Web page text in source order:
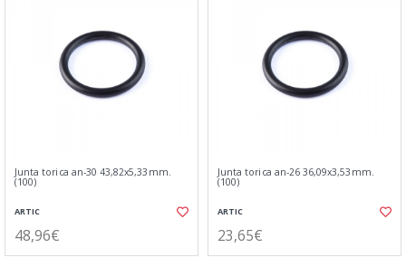
Junta torica an-30 43,82x5,33mm.
(100)
ARTIC
48,96€
Junta torica an-26 36,09x3,53mm.
(100)
ARTIC
23,65€